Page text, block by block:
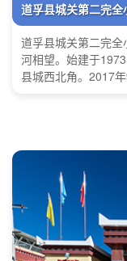
道孚县城关第二完全
道孚县城关第二完
河相望。始建于
县城西北角。2017